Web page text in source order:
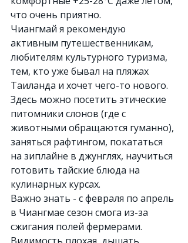
что очень приятно.
Чиангмай я рекомендую
активным путешественникам,
любителям культурного туризма,
тем, кто уже бывал на пляжах
Таиланда и хочет чего-то нового.
Здесь можно посетить этические
питомники слонов (где с
животными обращаются гуманно),
заняться рафтингом, покататься
на зиплайне в джунглях, научиться
готовить тайские блюда на
кулинарных курсах.
Важно знать - с февраля по апрель
в Чиангмае сезон смога из-за
сжигания полей фермерами.